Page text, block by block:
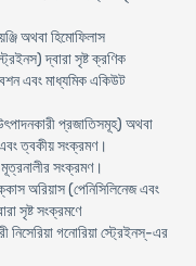
অথবা হিমোফিলাস
দ্বারা সৃষ্ট ক্রণিক
এবং মাধ্যমিক একিউট
প্রজাতিসমূহ) অথবা
ত্বকীয় সংক্রমণ।
সংক্রমণ।
অরিয়াস (পেনিসিলিনেজ এবং
সৃষ্ট সংক্রমণে
নিসেরিয়া গনোরিয়া স্ট্রেইনস্-এর